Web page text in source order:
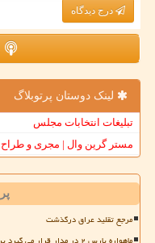
درج دیدگاه
لینک دوستان پرتوبلاگ
تبلیغات انتخابات مجلس
مستر گرین وال | مجری و طراح
مرجع تقلید عراق درگذشت